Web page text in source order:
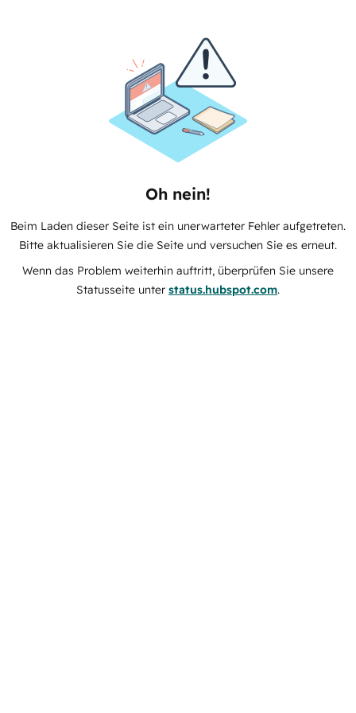
Oh nein!
Beim Laden dieser Seite ist ein unerwarteter Fehler aufgetreten.
Bitte aktualisieren Sie die Seite und versuchen Sie es erneut.
Wenn das Problem weiterhin auftritt, überprüfen Sie unsere
Statusseite unter status.hubspot.com.